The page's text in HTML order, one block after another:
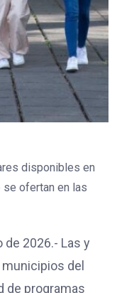
disponibles en
ofertan en las
de 2026.- Las y
del
de programas